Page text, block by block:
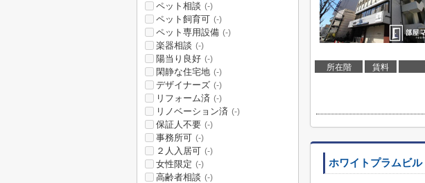
所在階 賃料
ホワイトプラムビル
ペット相談 (-)
ペット飼育可 (-)
ペット専用設備 (-)
楽器相談 (-)
陽当り良好 (-)
閑静な住宅地 (-)
デザイナーズ (-)
リフォーム済 (-)
リノベーション済 (-)
保証人不要 (-)
事務所可 (-)
２人入居可 (-)
女性限定 (-)
高齢者相談 (-)